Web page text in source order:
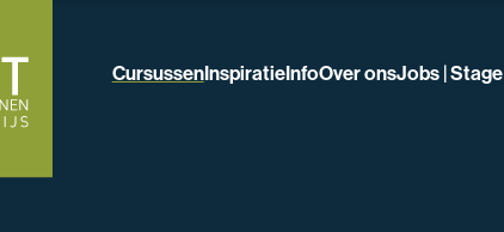
CursussenInspiratieInfoOver onsJobs | Stage